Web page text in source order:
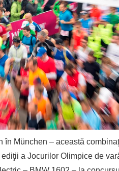
în München – această
a Jocurilor Olimpice de